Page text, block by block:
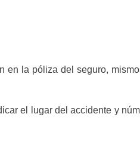
en la póliza del seguro,
el lugar del accidente y